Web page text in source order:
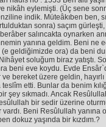
nikâh eylemişti. (Üç sene
indik. Müteâkıben ben,
sonra) saçım gürleşti,
salıncakta oynarken
yanına geldim. Beni ne
(e geldiğimizde ora) da beni
soluğum biraz yatıştı.
beni eve koydu. Evde
bereket üzere geldin,
etti. Bunlar da benim
şey sıkmadı. Ancak
bir sedir üzerine
Beni Resûlullah yanına
dokuz yaşında bir kızdım.?